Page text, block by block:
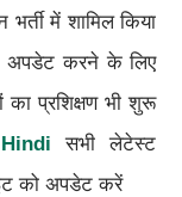
में शामिल किया
अपडेट करने के लिए
का प्रशिक्षण भी शुरू
Hindiसभी लेटेस्ट
को अपडेट करें